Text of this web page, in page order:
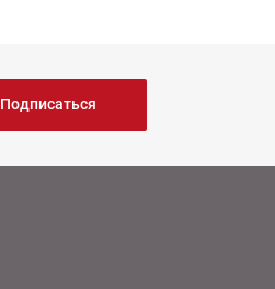
Подписаться